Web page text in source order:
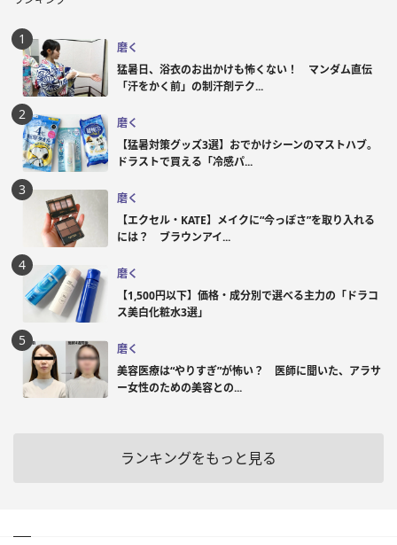
磨く
猛暑日、浴衣のお出かけも怖くない！ マンダム直伝
「汗をかく前」の制汗剤テク...
磨く
【猛暑対策グッズ3選】おでかけシーンのマストハブ。
ドラストで買える「冷感パ...
磨く
【エクセル・KATE】メイクに“今っぽさ”を取り入れる
には？ ブラウンアイ...
磨く
【1,500円以下】価格・成分別で選べる主力の「ドラコ
ス美白化粧水3選」
磨く
美容医療は“やりすぎ”が怖い？ 医師に聞いた、アラサ
ー女性のための美容との...
ランキングをもっと見る